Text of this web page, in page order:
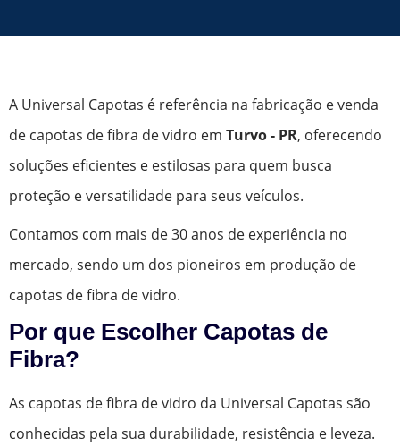
A Universal Capotas é referência na fabricação e venda
de capotas de fibra de vidro em Turvo - PR, oferecendo
soluções eficientes e estilosas para quem busca
proteção e versatilidade para seus veículos.
Contamos com mais de 30 anos de experiência no
mercado, sendo um dos pioneiros em produção de
capotas de fibra de vidro.
Por que Escolher Capotas de
Fibra?
As capotas de fibra de vidro da Universal Capotas são
conhecidas pela sua durabilidade, resistência e leveza.